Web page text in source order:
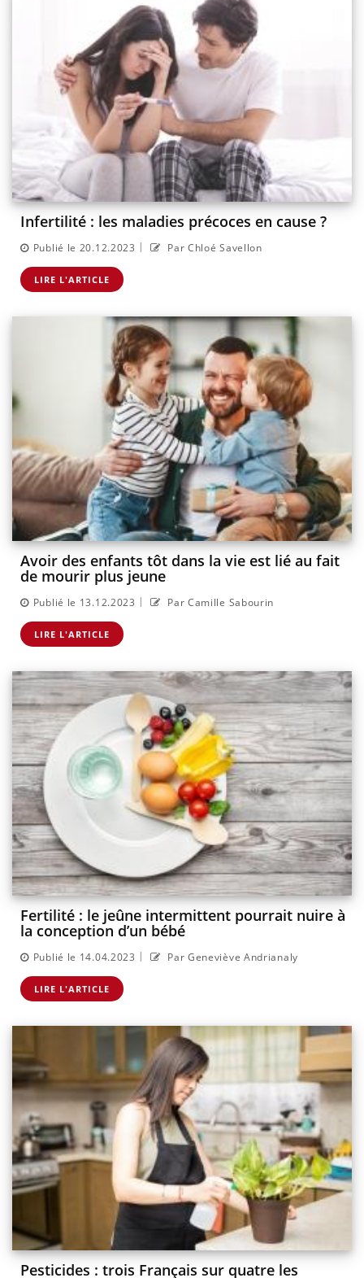
Infertilité : les maladies précoces en cause ?
Publié le 20.12.2023 | Par Chloé Savellon
LIRE L'ARTICLE
Avoir des enfants tôt dans la vie est lié au fait
de mourir plus jeune
Publié le 13.12.2023 | Par Camille Sabourin
LIRE L'ARTICLE
Fertilité : le jeûne intermittent pourrait nuire à
la conception d’un bébé
Publié le 14.04.2023 | Par Geneviève Andrianaly
LIRE L'ARTICLE
Pesticides : trois Français sur quatre les